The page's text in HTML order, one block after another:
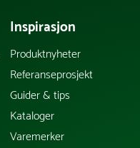
Inspirasjon
Produktnyheter
Referanseprosjekt
Guider & tips
Kataloger
Varemerker